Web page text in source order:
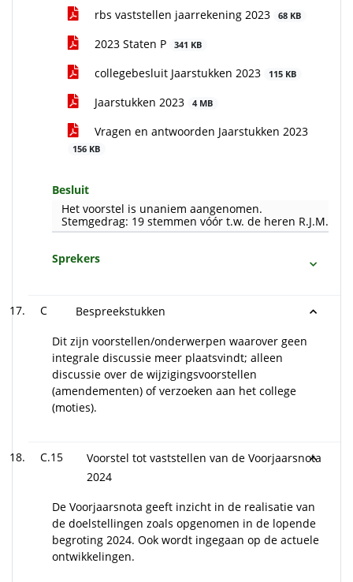
rbs vaststellen jaarrekening 2023 68 KB
2023 Staten P 341 KB
collegebesluit Jaarstukken 2023 115 KB
Jaarstukken 2023 4 MB
Vragen en antwoorden Jaarstukken 2023
156 KB
Besluit
Het voorstel is unaniem aangenomen.
Stemgedrag: 19 stemmen vóór t.w. de heren R.J.M.
Sprekers
C
Bespreekstukken
Dit zijn voorstellen/onderwerpen waarover geen
integrale discussie meer plaatsvindt; alleen
discussie over de wijzigingsvoorstellen
(amendementen) of verzoeken aan het college
(moties).
C.15
Voorstel tot vaststellen van de Voorjaarsnota
2024
De Voorjaarsnota geeft inzicht in de realisatie van
de doelstellingen zoals opgenomen in de lopende
begroting 2024. Ook wordt ingegaan op de actuele
ontwikkelingen.